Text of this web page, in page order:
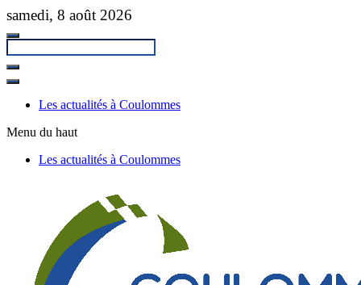
Passer
contenu
principal
samedi, 8 août 2026
Fermer
rechercheLes actualités à Coulommes
Menu du haut
Les actualités à Coulommes